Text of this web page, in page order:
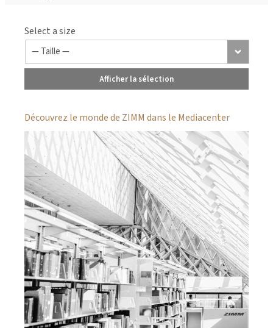
Select a size
Afficher la sélection
Découvrez le monde de ZIMM dans le Mediacenter